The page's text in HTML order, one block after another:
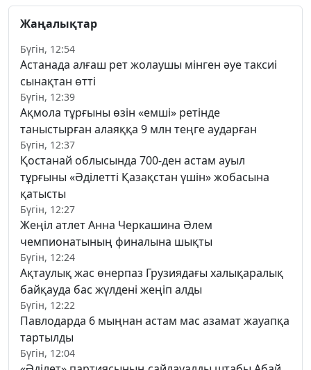
Жаңалықтар
Бүгін, 12:54
Астанада алғаш рет жолаушы мінген әуе таксиі
сынақтан өтті
Бүгін, 12:39
Ақмола тұрғыны өзін «емші» ретінде
таныстырған алаяққа 9 млн теңге аударған
Бүгін, 12:37
Қостанай облысында 700-ден астам ауыл
тұрғыны «Әділетті Қазақстан үшін» жобасына
қатысты
Бүгін, 12:27
Жеңіл атлет Анна Черкашина Әлем
чемпионатының финалына шықты
Бүгін, 12:24
Ақтаулық жас өнерпаз Грузиядағы халықаралық
байқауда бас жүлдені жеңіп алды
Бүгін, 12:22
Павлодарда 6 мыңнан астам мас азамат жауапқа
тартылды
Бүгін, 12:04